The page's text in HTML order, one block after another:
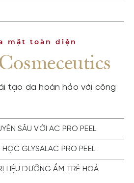
mặt toàn diện
tạo da hoàn hảo với công
SÂU VỚI AC PRO PEEL
HỌC GLYSALAC PRO PEEL
LIỆU DƯỠNG ẨM TRẺ HOÁ